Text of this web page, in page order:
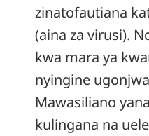
zinatofautiana
(aina za virusi).
kwa mara ya
nyingine
Mawasiliano
kulingana na